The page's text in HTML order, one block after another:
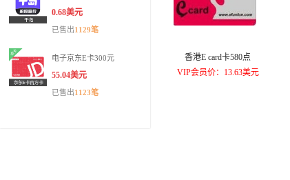
0.68美元
已售出1129笔
电子京东E卡300元
55.04美元
已售出1123笔
香港E card卡580点
VIP会员价：13.63美元